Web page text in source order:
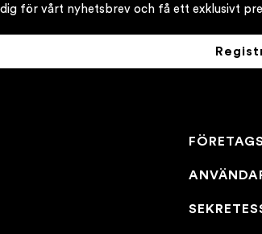
dig för vårt nyhetsbrev och få ett exklusivt